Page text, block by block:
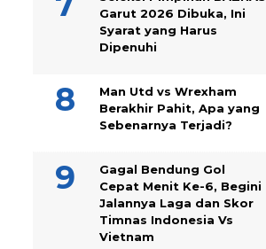
Garut 2026 Dibuka, Ini
Syarat yang Harus
Dipenuhi
Man Utd vs Wrexham
Berakhir Pahit, Apa yang
Sebenarnya Terjadi?
Gagal Bendung Gol
Cepat Menit Ke-6, Begini
Jalannya Laga dan Skor
Timnas Indonesia Vs
Vietnam